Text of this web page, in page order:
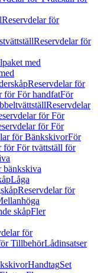
Reservdelar för
Reservdelar för
med
Reservdelar för
för För handfatFör
Reservdelar
för För
för För
för BänkskivorFör
för För tvättställ för
bänkskiva
Låga
Reservdelar för
skåpFler
för
TillbehörLådinsatser
HandtagSet